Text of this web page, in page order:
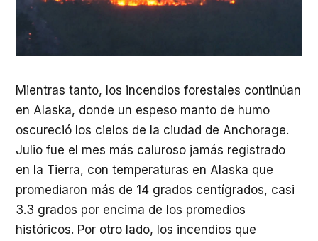
Mientras tanto, los incendios forestales continúan
en Alaska, donde un espeso manto de humo
oscureció los cielos de la ciudad de Anchorage.
Julio fue el mes más caluroso jamás registrado
en la Tierra, con temperaturas en Alaska que
promediaron más de 14 grados centígrados, casi
3.3 grados por encima de los promedios
históricos. Por otro lado, los incendios que